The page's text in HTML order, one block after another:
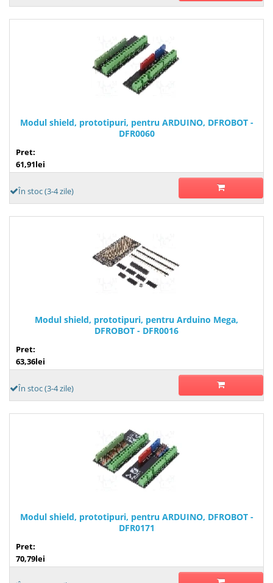
Modul shield, prototipuri, pentru ARDUINO, DFROBOT -
DFR0060
Pret:
61,91lei
În stoc (3-4 zile)
Modul shield, prototipuri, pentru Arduino Mega,
DFROBOT - DFR0016
Pret:
63,36lei
În stoc (3-4 zile)
Modul shield, prototipuri, pentru ARDUINO, DFROBOT -
DFR0171
Pret:
70,79lei